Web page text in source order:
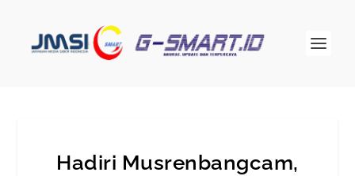
Hadiri Musrenbangcam,